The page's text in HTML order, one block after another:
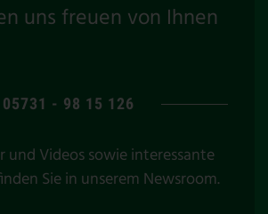
uns freuen von Ihnen
05731 - 98 15 126
und Videos sowie interessante
Sie in unserem Newsroom.